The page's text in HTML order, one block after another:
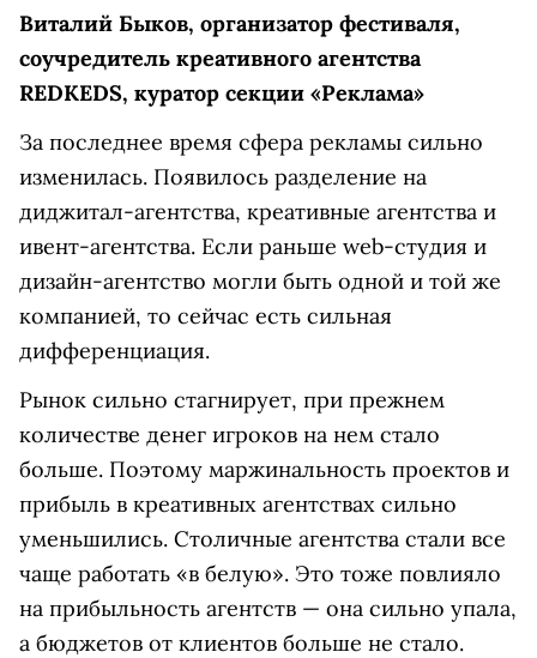
Виталий Быков, организатор фестиваля,
соучредитель креативного агентства
REDKEDS, куратор секции «Реклама»
За последнее время сфера рекламы сильно
изменилась. Появилось разделение на
диджитал-агентства, креативные агентства и
ивент-агентства. Если раньше web-студия и
дизайн-агентство могли быть одной и той же
компанией, то сейчас есть сильная
дифференциация.
Рынок сильно стагнирует, при прежнем
количестве денег игроков на нем стало
больше. Поэтому маржинальность проектов и
прибыль в креативных агентствах сильно
уменьшились. Столичные агентства стали все
чаще работать «в белую». Это тоже повлияло
на прибыльность агентств — она сильно упала,
а бюджетов от клиентов больше не стало.